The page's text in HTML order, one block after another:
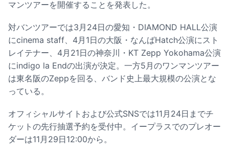
マンツアーを開催することを発表した。
対バンツアーでは3月24日の愛知・DIAMOND HALL公演
にcinema staff、4月1日の大阪・なんばHatch公演にスト
レイテナー、4月21日の神奈川・KT Zepp Yokohama公演
にindigo la Endの出演が決定。一方5月のワンマンツアー
は東名阪のZeppを回る、バンド史上最大規模の公演とな
っている。
オフィシャルサイトおよび公式SNSでは11月24日までチ
ケットの先行抽選予約を受付中。イープラスでのプレオー
ダーは11月29日12:00から。